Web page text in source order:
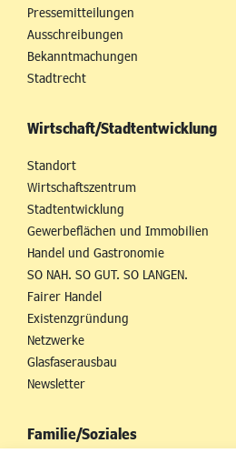
Pressemitteilungen
Ausschreibungen
Bekanntmachungen
Stadtrecht
Wirtschaft/Stadtentwicklung
Standort
Wirtschaftszentrum
Stadtentwicklung
Gewerbeflächen und Immobilien
Handel und Gastronomie
SO NAH. SO GUT. SO LANGEN.
Fairer Handel
Existenzgründung
Netzwerke
Glasfaserausbau
Newsletter
Familie/Soziales